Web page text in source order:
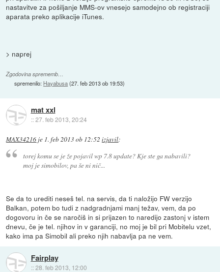
nastavitve za pošiljanje MMS-ov vnesejo samodejno ob registraciji
aparata preko aplikacije iTunes.
> naprej
Zgodovina sprememb…
spremenilo: Hayabusa(27. feb 2013 ob 19:53)
mat xxl
::27. feb 2013, 20:24
MAX34216 je 1. feb 2013 ob 12:52 izjavil:
torej komu se je že pojavil wp 7.8 update? Kje ste ga nabavili?
moj je simobilov, pa še ni nič...
Se da to urediti neseš tel. na servis, da ti naložijo FW verzijo
Balkan, potem bo tudi z nadgradnjami manj težav, vem, da po
dogovoru in če se naročiš in si prijazen to naredijo zastonj v istem
dnevu, če je tel. njihov in v garanciji, no moj je bil pri Mobitelu vzet,
kako ima pa Simobil ali preko njih nabavlja pa ne vem.
Fairplay
::28. feb 2013, 12:00